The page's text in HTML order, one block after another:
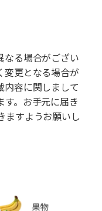
なる場合がござい
変更となる場合が
内容に関しまして
す。お手元に届き
ますようお願いし